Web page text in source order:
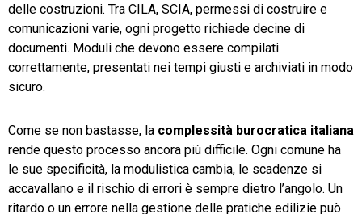
delle costruzioni. Tra CILA, SCIA, permessi di costruire e
comunicazioni varie, ogni progetto richiede decine di
documenti. Moduli che devono essere compilati
correttamente, presentati nei tempi giusti e archiviati in modo
sicuro.
Come se non bastasse, la complessità burocratica italiana
rende questo processo ancora più difficile. Ogni comune ha
le sue specificità, la modulistica cambia, le scadenze si
accavallano e il rischio di errori è sempre dietro l’angolo. Un
ritardo o un errore nella gestione delle pratiche edilizie può